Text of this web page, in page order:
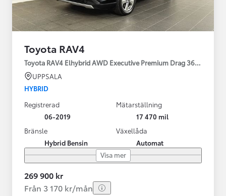
Toyota RAV4
Toyota RAV4 Elhybrid AWD Executive Premium Drag 360-kamera
UPPSALA
HYBRID
Registrerad
06-2019
Mätarställning
17 470 mil
Bränsle
Hybrid Bensin
Växellåda
Automat
Visa mer
269 900 kr
Från 3 170 kr/mån